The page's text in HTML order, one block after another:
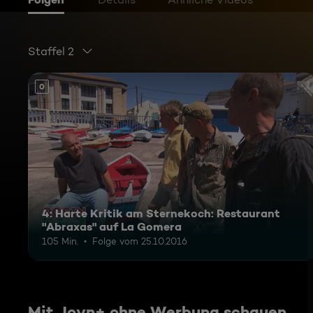
Staffel 2
0
4: Harte Kritik am Sternekoch: Restaurant
"Abraxas" auf La Gomera
105 Min. Folge vom 25.10.2016